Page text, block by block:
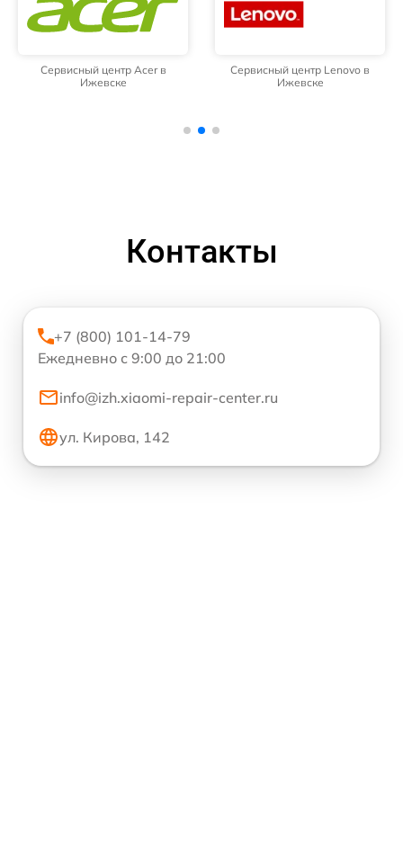
Сервисный центр Acer в
Ижевске
Сервисный центр Lenovo в
Ижевске
Контакты
+7 (800) 101-14-79
Ежедневно с 9:00 до 21:00
info@izh.xiaomi-repair-center.ru
ул. Кирова, 142